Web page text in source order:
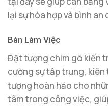
lại sự hòa hợp và bình an
Bàn Làm Việc
Đặt tượng chim gõ kiến
cường sự tập trung, kiên
tượng hoàn hảo cho
tâm trong công việc,